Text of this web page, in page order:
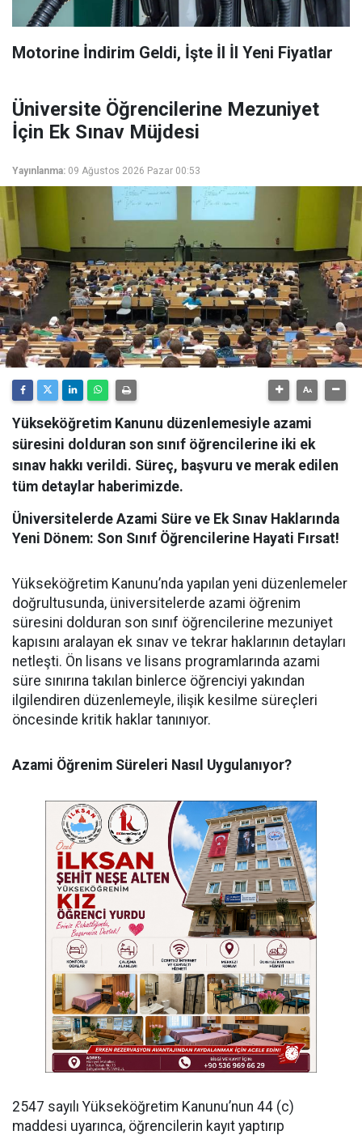
Motorine İndirim Geldi, İşte İl İl Yeni Fiyatlar
Üniversite Öğrencilerine Mezuniyet
İçin Ek Sınav Müjdesi
Yayınlanma: 09 Ağustos 2026 Pazar 00:53
Yükseköğretim Kanunu düzenlemesiyle azami
süresini dolduran son sınıf öğrencilerine iki ek
sınav hakkı verildi. Süreç, başvuru ve merak edilen
tüm detaylar haberimizde.
Üniversitelerde Azami Süre ve Ek Sınav Haklarında
Yeni Dönem: Son Sınıf Öğrencilerine Hayati Fırsat!
​Yükseköğretim Kanunu’nda yapılan yeni düzenlemeler
doğrultusunda, üniversitelerde azami öğrenim
süresini dolduran son sınıf öğrencilerine mezuniyet
kapısını aralayan ek sınav ve tekrar haklarının detayları
netleşti. Ön lisans ve lisans programlarında azami
süre sınırına takılan binlerce öğrenciyi yakından
ilgilendiren düzenlemeyle, ilişik kesilme süreçleri
öncesinde kritik haklar tanınıyor.
Azami Öğrenim Süreleri Nasıl Uygulanıyor?
​2547 sayılı Yükseköğretim Kanunu’nun 44 (c)
maddesi uyarınca, öğrencilerin kayıt yaptırıp